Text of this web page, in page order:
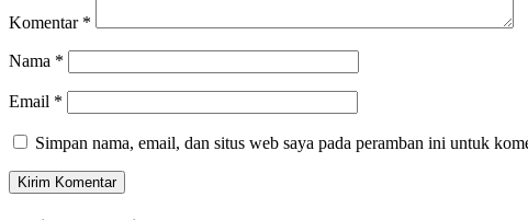
Komentar *
Nama *
Email *
Simpan nama, email, dan situs web saya pada peramban ini untuk